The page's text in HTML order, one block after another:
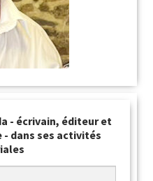
- écrivain, éditeur et
dans ses activités